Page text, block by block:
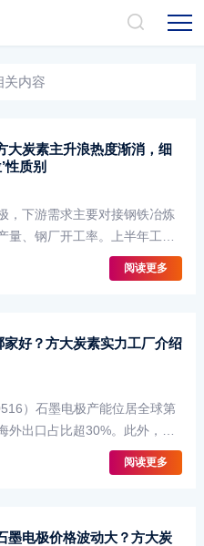
关内容
大炭素主升浪热度渐消，细
性质别
，下游需求主要对接钢铁冶炼
、钢厂开工率。上半年工信
政策，多地钢厂收到产量管控
···
阅读更多
好？方大炭素实力工厂介绍
）石墨电极产能位居全球第
出口占比超30%。此外，中
以上，这使得中国成为石墨
海外···
阅读更多
墨电极价格波动大？方大炭